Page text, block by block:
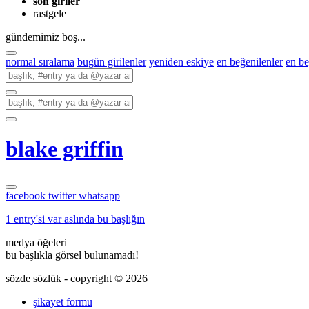
rastgele
gündemimiz boş...
normal sıralama bugün girilenler yeniden eskiye en beğenilenler en
blake griffin
facebook twitterwhatsapp
1 entry'si var aslında bu başlığın
medya öğeleri
bu başlıkla görsel bulunamadı!
sözde sözlük - copyright © 2026
şikayet formu